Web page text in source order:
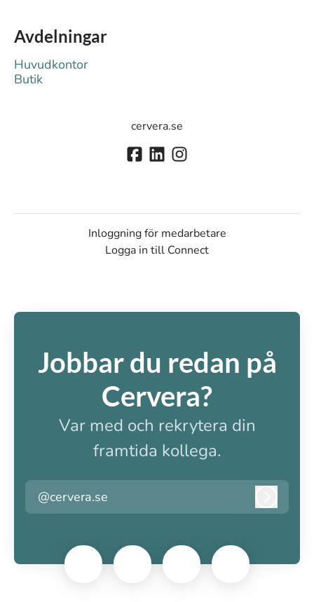
Avdelningar
Huvudkontor
Butik
cervera.se
Inloggning för medarbetare
Logga in till Connect
Jobbar du redan på
Cervera?
Var med och rekrytera din
framtida kollega.
@cervera.se